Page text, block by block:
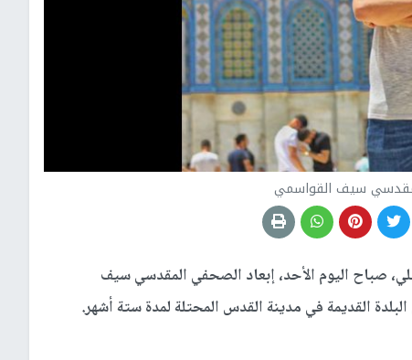
سيف القواسمي
صباح اليوم الأحد، إبعاد الصحفي المقدسي سيف
القديمة في مدينة القدس المحتلة لمدة ستة أشهر.